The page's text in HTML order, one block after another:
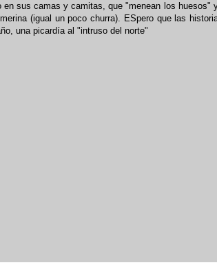
en sus camas y camitas, que "menean los huesos"
(igual un poco churra). ESpero que las
una picardía al "intruso del norte"